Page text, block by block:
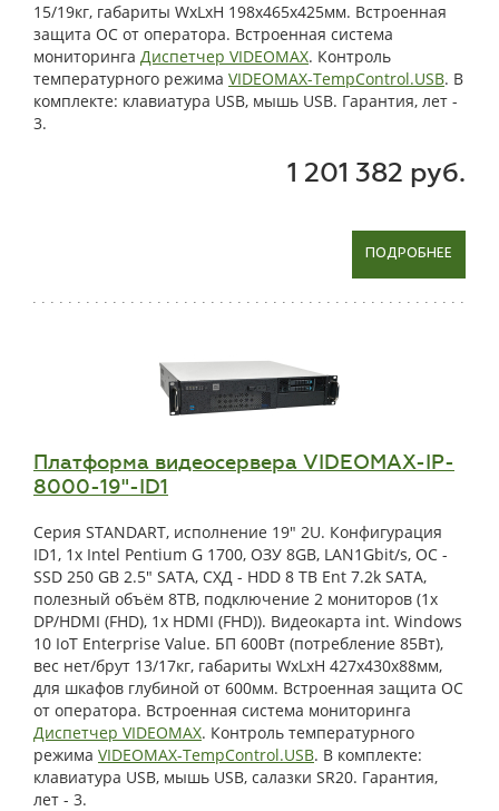
15/19кг, габариты WxLxH 198x465x425мм. Встроенная
защита ОС от оператора. Встроенная система
мониторинга Диспетчер VIDEOMAX. Контроль
температурного режима VIDEOMAX-TempControl.USB. В
комплекте: клавиатура USB, мышь USB. Гарантия, лет -
3.
1 201 382 руб.
ПОДРОБНЕЕ
Платформа видеосервера VIDEOMAX-IP-
8000-19"-ID1
Серия STANDART, исполнение 19" 2U. Конфигурация
ID1, 1x Intel Pentium G 1700, ОЗУ 8GB, LAN1Gbit/s, OС -
SSD 250 GB 2.5" SATA, СХД - HDD 8 TB Ent 7.2k SATA,
полезный объём 8TB, подключение 2 мониторов (1x
DP/HDMI (FHD), 1x HDMI (FHD)). Видеокарта int. Windows
10 IoT Enterprise Value. БП 600Вт (потребление 85Вт),
вес нет/брут 13/17кг, габариты WxLxH 427x430x88мм,
для шкафов глубиной от 600мм. Встроенная защита ОС
от оператора. Встроенная система мониторинга
Диспетчер VIDEOMAX. Контроль температурного
режима VIDEOMAX-TempControl.USB. В комплекте:
клавиатура USB, мышь USB, салазки SR20. Гарантия,
лет - 3.